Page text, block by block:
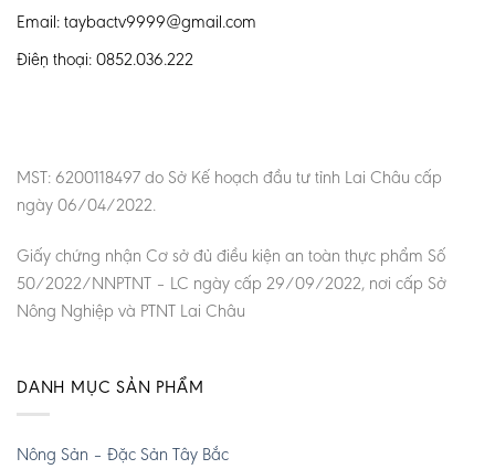
Email: taybactv9999@gmail.com
Điện thoại: 0852.036.222
MST: 6200118497 do Sở Kế hoạch đầu tư tỉnh Lai Châu cấp
ngày 06/04/2022.
Giấy chứng nhận Cơ sở đủ điều kiện an toàn thực phẩm Số
50/2022/NNPTNT – LC ngày cấp 29/09/2022, nơi cấp Sở
Nông Nghiệp và PTNT Lai Châu
DANH MỤC SẢN PHẨM
Nông Sản – Đặc Sản Tây Bắc